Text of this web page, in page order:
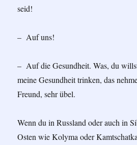
seid!
– Auf uns!
– Auf die Gesundheit. Was, du
meine Gesundheit trinken, das
Freund, sehr übel.
Wenn du in Russland oder auch in
Osten wie Kolyma oder